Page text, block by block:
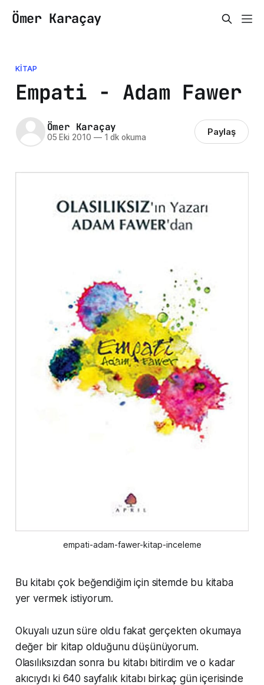
Ömer Karaçay
KITAP
Empati - Adam Fawer
Ömer Karaçay
05 Eki 2010 —1 dk okuma Paylaş
empati-adam-fawer-kitap-inceleme
Bu kitabı çok beğendiğim için sitemde bu kitaba
yer vermek istiyorum.
Okuyalı uzun süre oldu fakat gerçekten okumaya
değer bir kitap olduğunu düşünüyorum.
Olasılıksızdan sonra bu kitabı bitirdim ve o kadar
akıcıydı ki 640 sayfalık kitabı birkaç gün içerisinde